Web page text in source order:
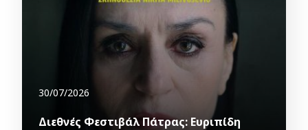
30/07/2026
Διεθνές Φεστιβάλ Πάτρας: Ευριπίδη